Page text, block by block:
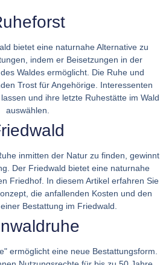
bietet eine naturnahe Alternative zu
indem er Beisetzungen in der
Waldes ermöglicht. Die Ruhe und
Trost für Angehörige. Interessenten
und ihre letzte Ruhestätte im Wald
auswählen.
inmitten der Natur zu finden, gewinnt
Der Friedwald bietet eine naturnahe
Friedhof. In diesem Artikel erfahren Sie
die anfallenden Kosten und den
Bestattung im Friedwald.
ermöglicht eine neue Bestattungsform.